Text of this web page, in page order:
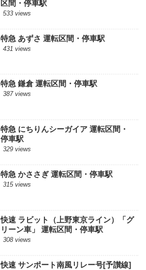
区間・停車駅
533 views
特急 あずさ 運転区間・停車駅
431 views
特急 鎌倉 運転区間・停車駅
387 views
特急 にちりんシーガイア 運転区間・
停車駅
329 views
特急 かささぎ 運転区間・停車駅
315 views
快速 ラビット（上野東京ライン）「グ
リーン車」 運転区間・停車駅
308 views
快速 サンポート南風リレー号[予讃線]